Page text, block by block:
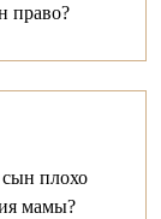
право?
сын плохо
мамы?